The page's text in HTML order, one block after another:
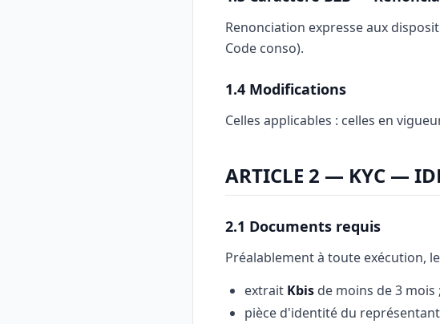
Renonciation expresse aux
Code conso).
1.4 Modifications
Celles applicables : celles en
ARTICLE 2 — KYC —
2.1 Documents requis
Préalablement à toute exécution,
extrait Kbis de moins de 3 mois ;
pièce d'identité du